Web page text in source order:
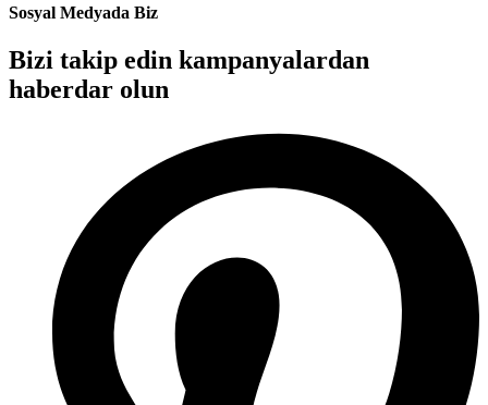
Sosyal Medyada Biz
Bizi takip edin kampanyalardan
haberdar olun